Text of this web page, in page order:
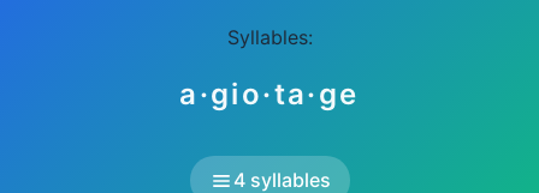
Syllables:
a·gio·ta·ge
4 syllables